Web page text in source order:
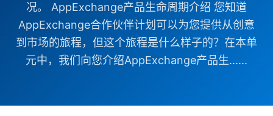
况。 AppExchange产品生命周期介绍 您知道
AppExchange合作伙伴计划可以为您提供从创意
到市场的旅程，但这个旅程是什么样子的？在本单
元中，我们向您介绍AppExchange产品生......